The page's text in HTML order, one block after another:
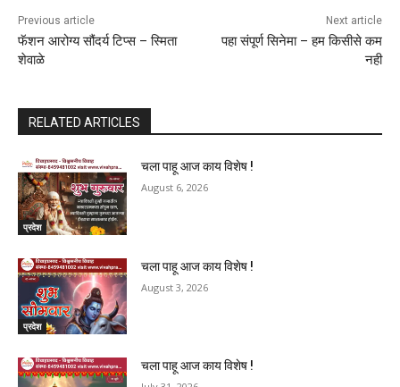
Previous article
फॅशन आरोग्य सौंदर्य टिप्स – स्मिता
शेवाळे
Next article
पहा संपूर्ण सिनेमा – हम किसीसे कम
नही
RELATED ARTICLES
प्रदेश
चला पाहू आज काय विशेष !
August 6, 2026
प्रदेश
चला पाहू आज काय विशेष !
August 3, 2026
चला पाहू आज काय विशेष !